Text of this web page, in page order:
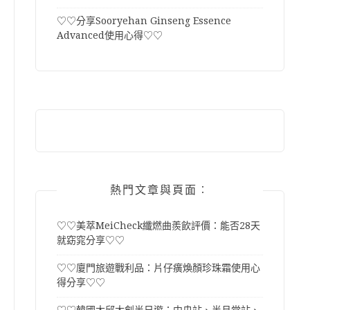
♡♡分享Sooryehan Ginseng Essence
Advanced使用心得♡♡
熱門文章與頁面︰
♡♡美萃MeiCheck纖燃曲羨飲評價：能否28天
就窈窕分享♡♡
♡♡廈門旅遊戰利品：片仔癀煥顏珍珠霜使用心
得分享♡♡